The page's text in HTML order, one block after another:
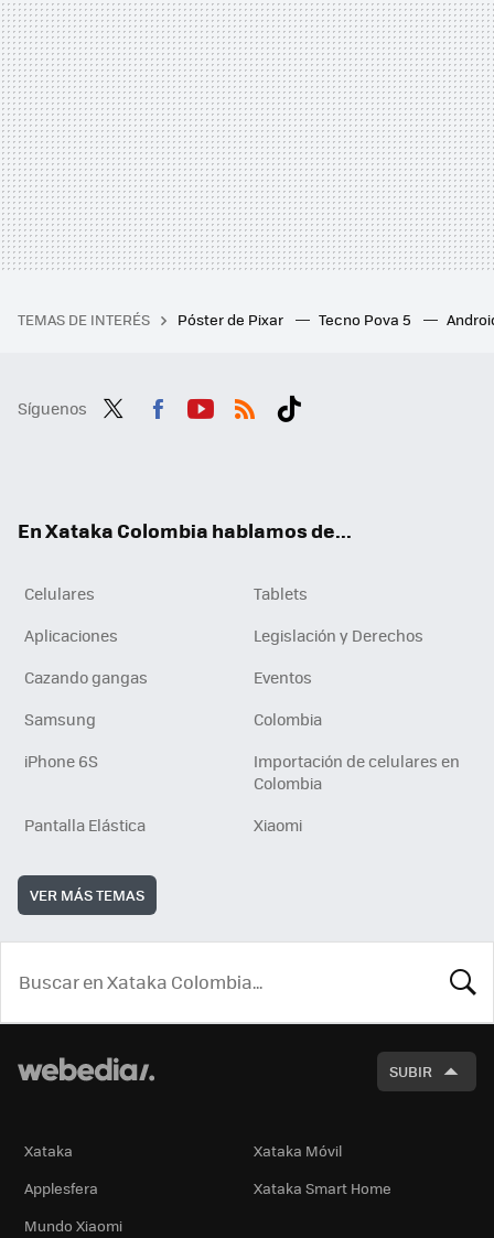
TEMAS DE INTERÉS Póster de Pixar Tecno Pova 5
Síguenos
En Xataka Colombia hablamos de...
Celulares
Tablets
Aplicaciones
Legislación y Derechos
Cazando gangas
Eventos
Samsung
Colombia
iPhone 6S
Importación de celulares en
Colombia
Pantalla Elástica
Xiaomi
VER MÁS TEMAS
SUBIR
Xataka
Xataka Móvil
Applesfera
Xataka Smart Home
Mundo Xiaomi